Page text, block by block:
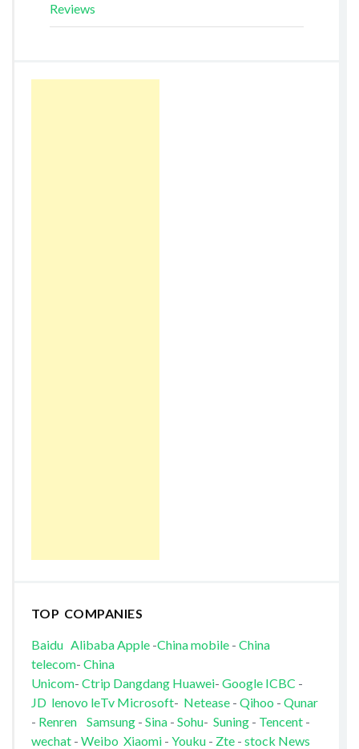
Reviews
TOP COMPANIES
Baidu AlibabaApple-China mobile- China
telecom- China
Unicom- Ctrip Dangdang Huawei- Google ICBC -
JD lenovo leTv Microsoft- Netease- Qihoo - Qunar
- Renren Samsung- Sina- Sohu- Suning- Tencent-
wechat - Weibo Xiaomi- Youku - Zte- stock News